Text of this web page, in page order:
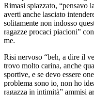
Rimasi spiazzato, “pensavo
averti anche lasciato
solitamente non indosso
ragazze procaci piacioni”
me.
Risi nervoso “beh, a dire il
trovo molto carina, anche
sportive, e se devo essere
problema sono io, non ho
ragazza in intimità” ammisi